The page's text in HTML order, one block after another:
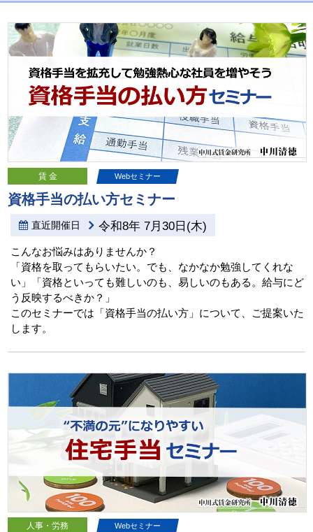
賃 金 Webセミナー
資格手当の払い方セミナー
直近開催日 令和8年 7月30日(木)
こんなお悩みはありませんか？
「資格を取ってもらいたい。でも、なかなか勉強してくれな
い」「資格といっても難しいのも、易しいのもある。給与にど
う反映するべきか？」
このセミナーでは「資格手当の払い方」について、ご提案いた
します。
人事・労務 Webセミナー